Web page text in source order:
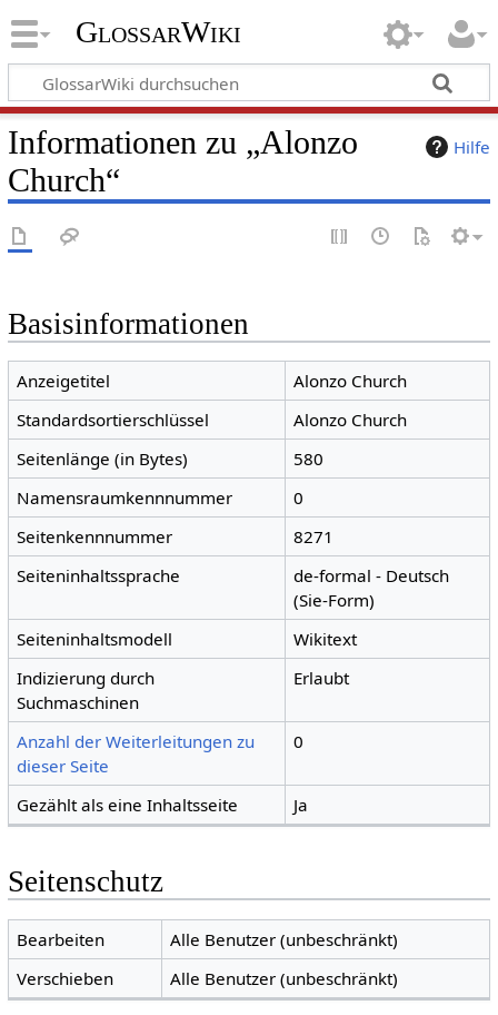
GlossarWiki
Hilfe
Informationen zu „Alonzo
Church“
Basisinformationen
Anzeigetitel
Alonzo Church
Standardsortierschlüssel
Alonzo Church
Seitenlänge (in Bytes)
580
Namensraumkennnummer
0
Seitenkennnummer
8271
Seiteninhaltssprache
de-formal - Deutsch
(Sie-Form)
Seiteninhaltsmodell
Wikitext
Indizierung durch
Suchmaschinen
Erlaubt
Anzahl der Weiterleitungen zu
dieser Seite
0
Gezählt als eine Inhaltsseite Ja
Seitenschutz
Bearbeiten
Alle Benutzer (unbeschränkt)
Verschieben
Alle Benutzer (unbeschränkt)